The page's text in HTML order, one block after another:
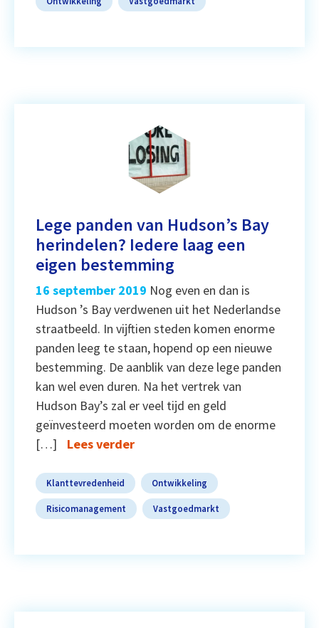
Lege panden van Hudson’s Bay
herindelen? Iedere laag een
eigen bestemming
16 september 2019 Nog even en dan is
Hudson ’s Bay verdwenen uit het Nederlandse
straatbeeld. In vijftien steden komen enorme
panden leeg te staan, hopend op een nieuwe
bestemming. De aanblik van deze lege panden
kan wel even duren. Na het vertrek van
Hudson Bay’s zal er veel tijd en geld
geïnvesteerd moeten worden om de enorme
[…]
Lees verder
Klanttevredenheid Ontwikkeling
Risicomanagement Vastgoedmarkt